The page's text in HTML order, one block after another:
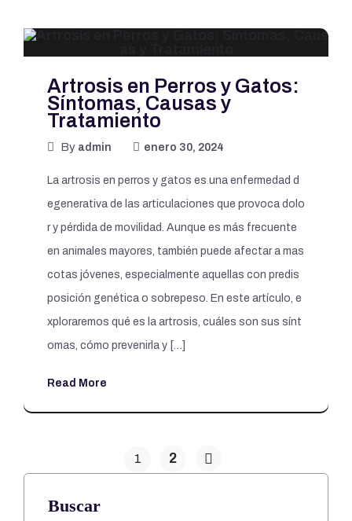
Artrosis en Perros y Gatos:
Síntomas, Causas y
Tratamiento
By admin enero 30, 2024
La artrosis en perros y gatos es una enfermedad d
egenerativa de las articulaciones que provoca dolo
r y pérdida de movilidad. Aunque es más frecuente
en animales mayores, también puede afectar a mas
cotas jóvenes, especialmente aquellas con predis
posición genética o sobrepeso. En este artículo, e
xploraremos qué es la artrosis, cuáles son sus sínt
omas, cómo prevenirla y […]
Read More
1 2
Buscar